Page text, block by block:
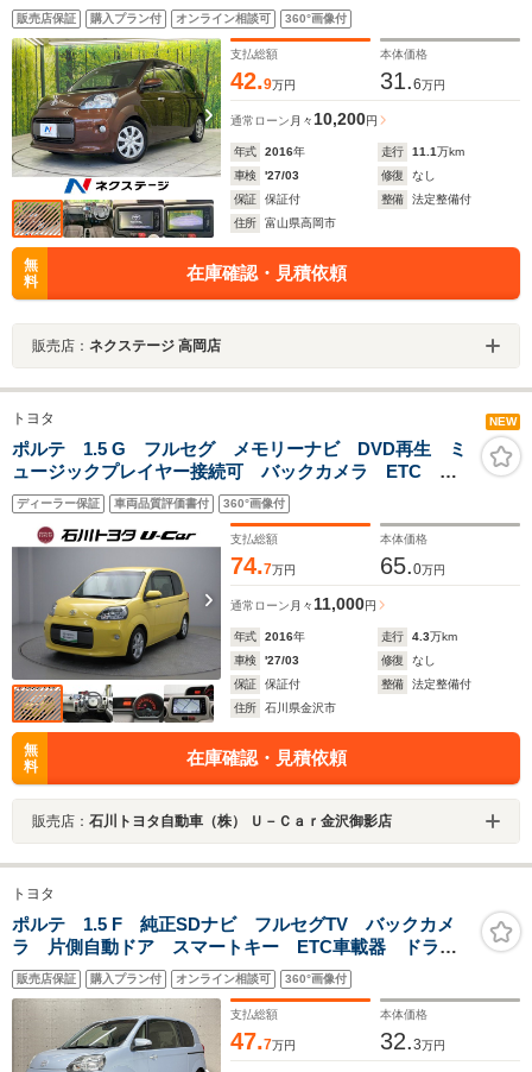
ー オートエアコン アイドリングストップ ドアバイ
ザー プライバシーガラス 盗難防止装置
販売店保証 購入プラン付 オンライン相談可 360°画像付
支払総額
42.9万円
本体価格
31.6万円
通常ローン 月々 10,200円
年式 2016年 走行 11.1万km
車検
'27/03 修復
なし
保証
保証付 整備
法定整備付
住所
富山県高岡市
無
料
在庫確認・見積依頼
販売店： ネクステージ 高岡店
トヨタ NEW
ポルテ 1.5 G フルセグ メモリーナビ DVD再生 ミ
ュージックプレイヤー接続可 バックカメラ ETC ド
ラレコ 電動スライドドア HIDヘッドライト ワンオー
ナー
ディーラー保証 車両品質評価書付 360°画像付
支払総額
74.7万円
本体価格
65.0万円
通常ローン 月々 11,000円
年式 2016年 走行 4.3万km
車検
'27/03 修復
なし
保証
保証付 整備
法定整備付
住所
石川県金沢市
無
料
在庫確認・見積依頼
販売店： 石川トヨタ自動車（株） Ｕ－Ｃａｒ金沢御影店
トヨタ
ポルテ 1.5 F 純正SDナビ フルセグTV バックカメ
ラ 片側自動ドア スマートキー ETC車載器 ドライ
ブレコーダー前後
販売店保証 購入プラン付 オンライン相談可 360°画像付
支払総額
47.7万円
本体価格
32.3万円